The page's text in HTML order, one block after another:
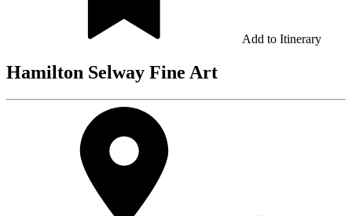
Add to Itinerary
Hamilton Selway Fine Art